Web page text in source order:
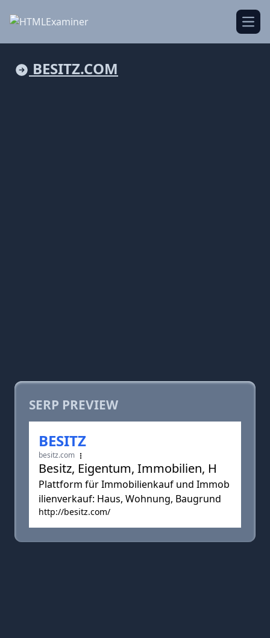
BESITZ.COM
SERP PREVIEW
BESITZ
besitz.com
Besitz, Eigentum, Immobilien, H
Plattform für Immobilienkauf und Immob
ilienverkauf: Haus, Wohnung, Baugrund
http://besitz.com/